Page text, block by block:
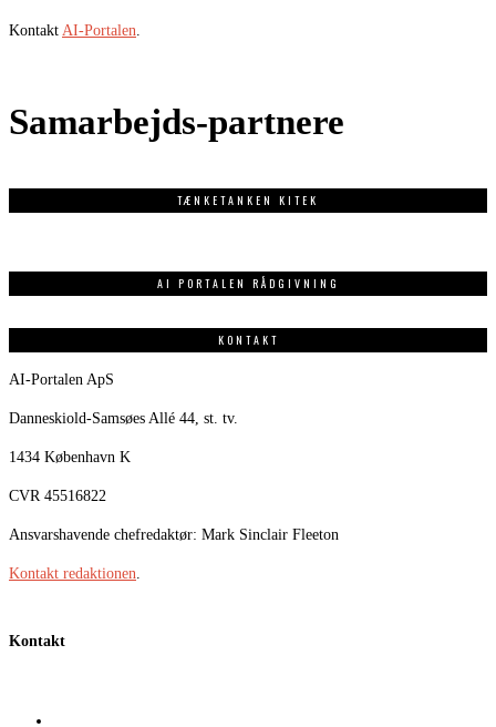
Kontakt AI-Portalen
Samarbejds-partnere
TÆNKETANKEN KITEK
AI PORTALEN RÅDGIVNING
KONTAKT
AI-Portalen ApS
Danneskiold-Samsøes Allé 44, st. tv.
1434 København K
CVR 45516822
Ansvarshavende chefredaktør: Mark Sinclair Fleeton
Kontakt redaktionen
Kontakt